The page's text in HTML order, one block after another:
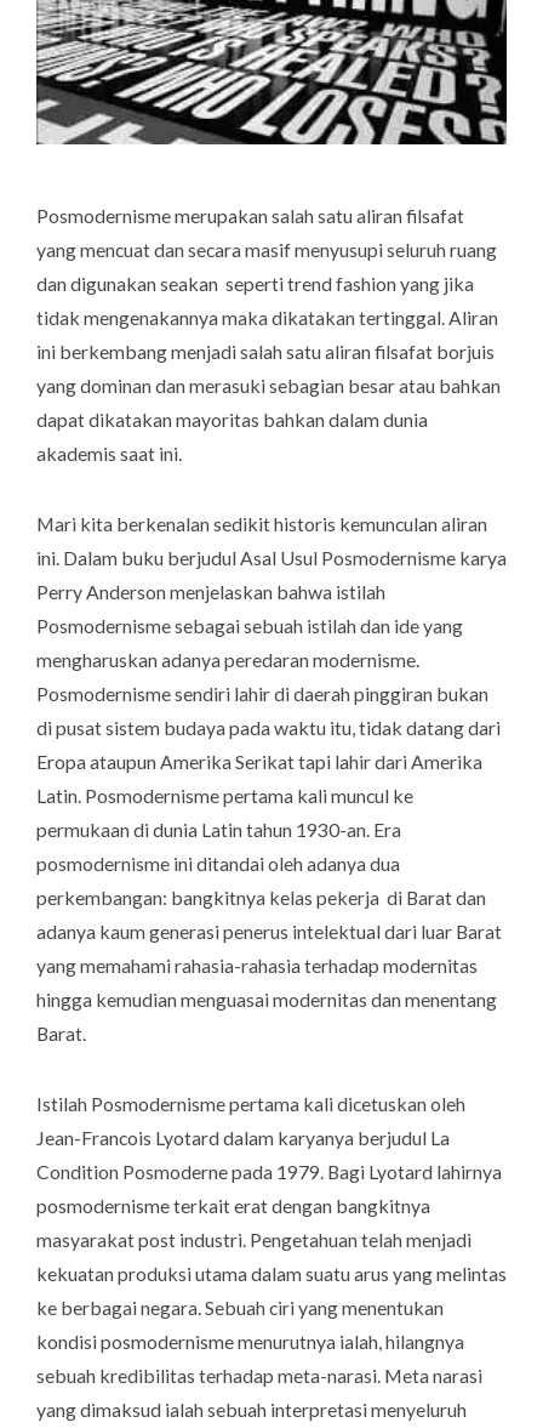
Posmodernisme merupakan salah satu aliran filsafat
yang mencuat dan secara masif menyusupi seluruh ruang
dan digunakan seakan seperti trend fashion yang jika
tidak mengenakannya maka dikatakan tertinggal. Aliran
ini berkembang menjadi salah satu aliran filsafat borjuis
yang dominan dan merasuki sebagian besar atau bahkan
dapat dikatakan mayoritas bahkan dalam dunia
akademis saat ini.
Mari kita berkenalan sedikit historis kemunculan aliran
ini. Dalam buku berjudul Asal Usul Posmodernisme karya
Perry Anderson menjelaskan bahwa istilah
Posmodernisme sebagai sebuah istilah dan ide yang
mengharuskan adanya peredaran modernisme.
Posmodernisme sendiri lahir di daerah pinggiran bukan
di pusat sistem budaya pada waktu itu, tidak datang dari
Eropa ataupun Amerika Serikat tapi lahir dari Amerika
Latin. Posmodernisme pertama kali muncul ke
permukaan di dunia Latin tahun 1930-an. Era
posmodernisme ini ditandai oleh adanya dua
perkembangan: bangkitnya kelas pekerja di Barat dan
adanya kaum generasi penerus intelektual dari luar Barat
yang memahami rahasia-rahasia terhadap modernitas
hingga kemudian menguasai modernitas dan menentang
Barat.
Istilah Posmodernisme pertama kali dicetuskan oleh
Jean-Francois Lyotard dalam karyanya berjudul La
Condition Posmodernepada 1979. Bagi Lyotard lahirnya
posmodernisme terkait erat dengan bangkitnya
masyarakat post industri. Pengetahuan telah menjadi
kekuatan produksi utama dalam suatu arus yang melintas
ke berbagai negara. Sebuah ciri yang menentukan
kondisi posmodernisme menurutnya ialah, hilangnya
sebuah kredibilitas terhadap meta-narasi. Meta narasi
yang dimaksud ialah sebuah interpretasi menyeluruh